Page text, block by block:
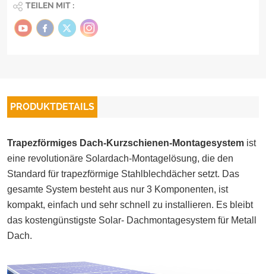
TEILEN MIT :
PRODUKTDETAILS
Trapezförmiges Dach-Kurzschienen-Montagesystem ist
eine revolutionäre Solardach-Montagelösung, die den
Standard für trapezförmige Stahlblechdächer setzt. Das
gesamte System besteht aus nur 3 Komponenten, ist
kompakt, einfach und sehr schnell zu installieren. Es bleibt
das kostengünstigste Solar- Dachmontagesystem für Metall
Dach.